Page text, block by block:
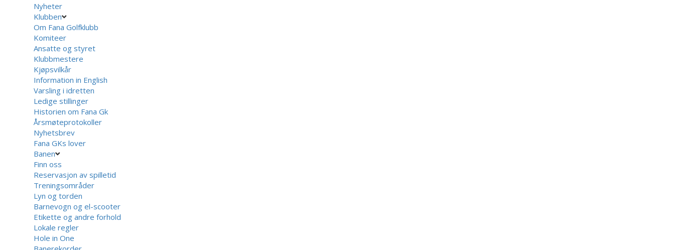
Nyheter
Klubben
Om Fana Golfklubb
Komiteer
Ansatte og styret
Klubbmestere
Kjøpsvilkår
Information in English
Varsling i idretten
Ledige stillinger
Historien om Fana Gk
Årsmøteprotokoller
Nyhetsbrev
Fana GKs lover
Banen
Finn oss
Reservasjon av spilletid
Treningsområder
Lyn og torden
Barnevogn og el-scooter
Etikette og andre forhold
Lokale regler
Hole in One